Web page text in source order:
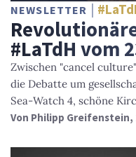
NEWSLETTER
#LaTdH vom
Zwischen "cancel
die Debatte um
Sea-Watch 4, schöne
Von Philipp Greifenstein,